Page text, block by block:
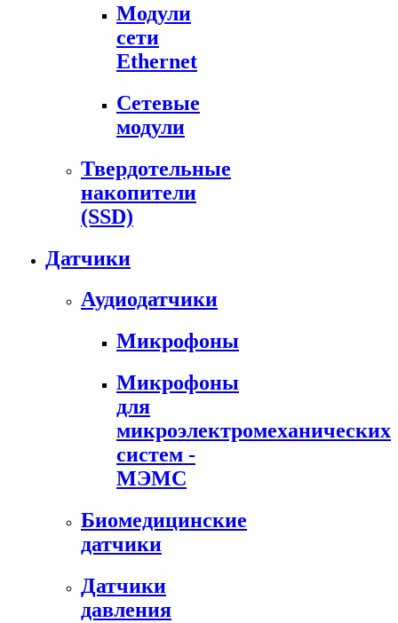
Модули
сети
Ethernet
Сетевые
модули
Твердотельные
накопители
(SSD)
Датчики
Аудиодатчики
Микрофоны
Микрофоны
для
микроэлектромеханических
систем -
МЭМС
Биомедицинские
датчики
Датчики
давления